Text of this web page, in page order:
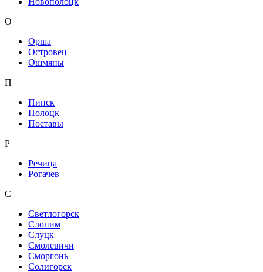
О
Орша
Островец
Ошмяны
П
Пинск
Полоцк
Поставы
Р
Речица
Рогачев
С
Светлогорск
Слоним
Слуцк
Смолевичи
Сморгонь
Солигорск